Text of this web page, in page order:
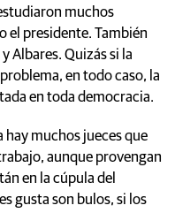
muchos
el presidente. También
Albares. Quizás si la
en todo caso, la
en toda democracia.
hay muchos jueces que
aunque provengan
en la cúpula del
gusta son bulos, si los